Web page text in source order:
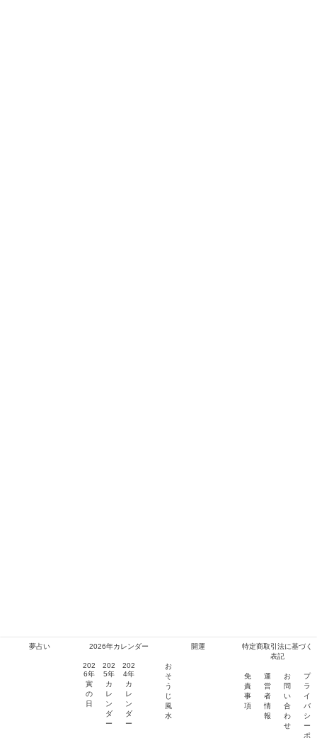
プライバシーポリシー
夢占い 2026年カレンダー
202
6年
寅
の
日
202
5年
カ
レ
ン
ダ
ー
202
4年
カ
レ
ン
ダ
ー
開運
お
そ
う
じ
風
水
特定商取引法に基づく
表記
免
責
事
項
運
営
者
情
報
お
問
い
合
わ
せ
プ
ラ
イ
バ
シ
ー
ポ